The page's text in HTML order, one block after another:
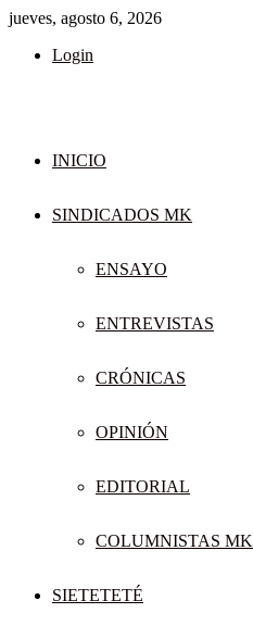
jueves, agosto 6, 2026
Login
INICIO
SINDICADOS MK
ENSAYO
ENTREVISTAS
CRÓNICAS
OPINIÓN
EDITORIAL
COLUMNISTAS MK
SIETETETÉ